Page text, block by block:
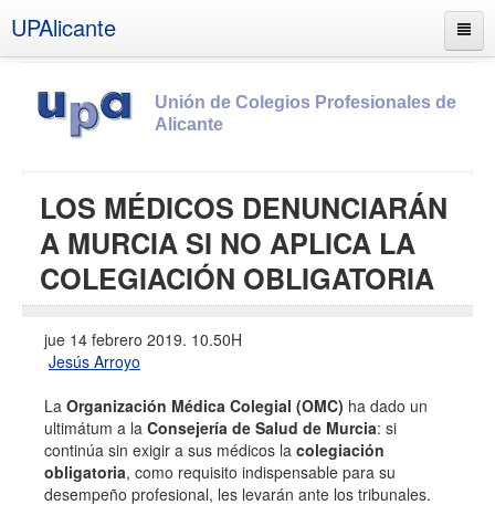
UPAlicante
Unión de Colegios Profesionales de
Alicante
Socios
Estatutos
Documentos
Boletines
UPSANA
PROA
Contacto
LOS MÉDICOS DENUNCIARÁN
A MURCIA SI NO APLICA LA
COLEGIACIÓN OBLIGATORIA
jue 14 febrero 2019. 10.50H
Jesús Arroyo
La Organización Médica Colegial (OMC) ha dado un
ultimátum a la Consejería de Salud de Murcia: si
continúa sin exigir a sus médicos la colegiación
obligatoria, como requisito indispensable para su
desempeño profesional, les levarán ante los tribunales.